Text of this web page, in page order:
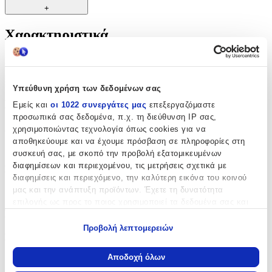
Υπεύθυνη χρήση των δεδομένων σας
Εμείς και οι 1022 συνεργάτες μας επεξεργαζόμαστε
προσωπικά σας δεδομένα, π.χ. τη διεύθυνση IP σας,
χρησιμοποιώντας τεχνολογία όπως cookies για να
αποθηκεύουμε και να έχουμε πρόσβαση σε πληροφορίες στη
συσκευή σας, με σκοπό την προβολή εξατομικευμένων
διαφημίσεων και περιεχομένου, τις μετρήσεις σχετικά με
διαφημίσεις και περιεχόμενο, την καλύτερη εικόνα του κοινού
μας και την ανάπτυξη προϊόντων. Έχετε τη δυνατότητα
Να συλλέξουμε πληροφορίες σχετικά με τη γεωγραφική
σας τοποθεσία, οι οποίες μπορεί να είναι ακριβείς σε
Προβολή λεπτομερειών
Αποδοχή όλων
+
Χαρακτηριστικά
Βασικά Χαρακτηριστικά
Χρώμα:
Μαύρο
Είδος:
Χαρτοπετσέτα
Ποσότητα